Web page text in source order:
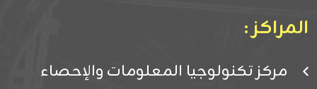
المراكز :
مركز تكنولوجيا المعلومات والإحصاء